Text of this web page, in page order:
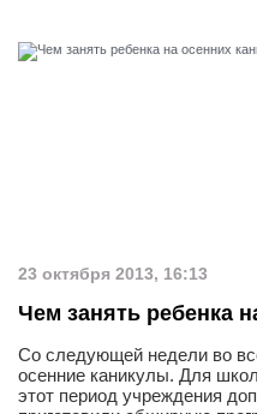
23 октября 2013, 16:13
Чем занять ребенка
Со следующей недели во
осенние каникулы. Для
этот период учреждения